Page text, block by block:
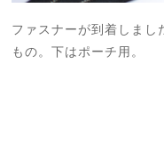
ファスナーが到着しまし
もの。下はポーチ用。